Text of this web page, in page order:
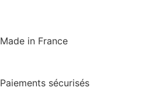
Made in France
Paiements sécurisés